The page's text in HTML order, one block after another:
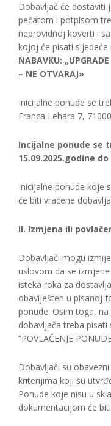
Dobavljač će dostaviti
pečatom i potpisom
neprovidnoj koverti i
kojoj će pisati sljedeće
NABAVKU:
– NE OTVARAJ»
Inicijalne ponude se
Franca Lehara 7,
Incijalne ponude se
15.09.2025.godine
Inicijalne ponude koje
će biti vraćene
II. Izmjena ili
Dobavljači mogu
uslovom da se
isteka roka za
obaviješten u pisanoj
ponude. Osim toga,
dobavljača treba pisati
“POVLAČENJE
Dobavljači su
kriterijima koji su
Ponude koje nisu u
dokumentacijom će